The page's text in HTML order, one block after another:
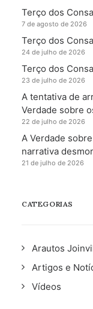
Terço dos
7 de agosto de 2026
Terço dos
24 de julho de 2026
Terço dos
23 de julho de 2026
A tentativa de
Verdade sobre
22 de julho de 2026
A Verdade
narrativa
21 de julho de 2026
CATEGORIAS
Arautos
Artigos e
Vídeos